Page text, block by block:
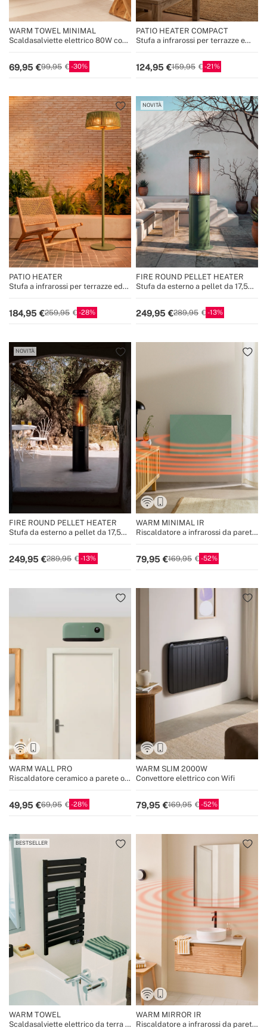
WARM TOWEL MINIMAL
Scaldasalviette elettrico 80W con
69,95 99,95 30
PATIO HEATER COMPACT
Stufa a infrarossi per terrazze e
124,95 159,95 21
PATIO HEATER
Stufa a infrarossi per terrazze ed
184,95 259,95 28
NOVITÀ
FIRE ROUND PELLET HEATER
Stufa da esterno a pellet da 17,5
249,95 289,95 13
NOVITÀ
FIRE ROUND PELLET HEATER
Stufa da esterno a pellet da 17,5
249,95 289,95 13
WARM MINIMAL IR
Riscaldatore a infrarossi da parete
79,95 169,95 52
WARM WALL PRO
Riscaldatore ceramico a parete o
49,95 69,95 28
WARM SLIM 2000W
Convettore elettrico con Wifi
79,95 169,95 52
BESTSELLER
WARM TOWEL
Scaldasalviette elettrico da terra o
WARM MIRROR IR
Riscaldatore a infrarossi da parete